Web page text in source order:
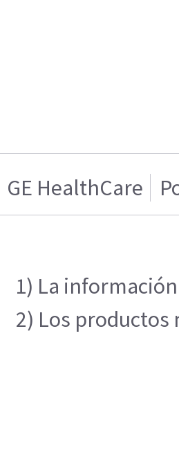
GE HealthCare
1) La
2) Los